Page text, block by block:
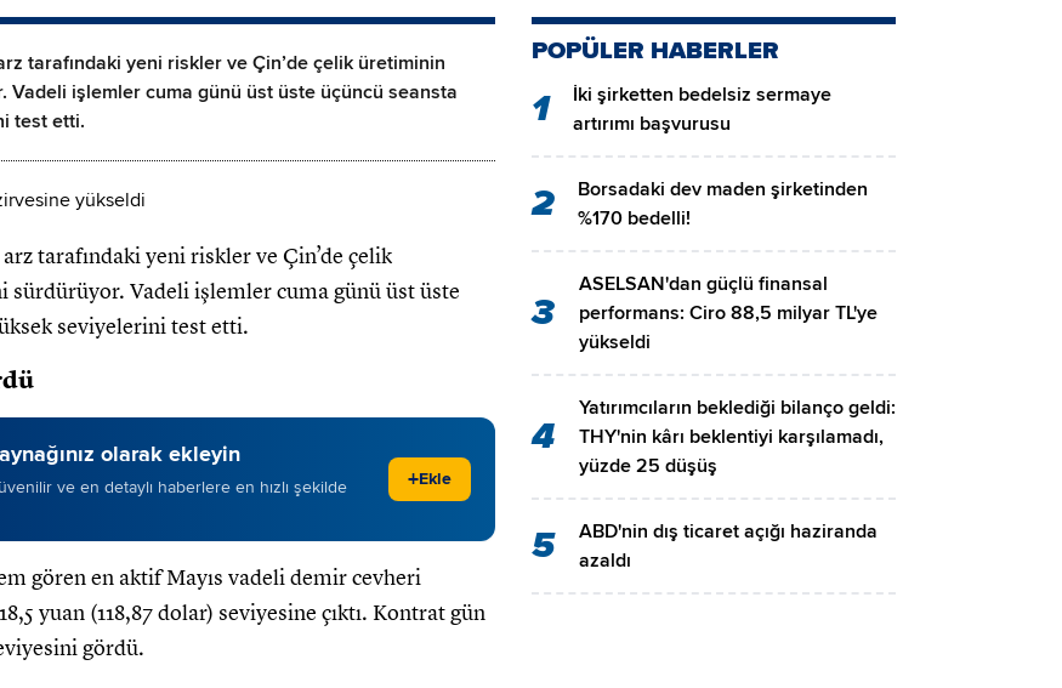
tarafındaki yeni riskler ve Çin’de çelik üretiminin
işlemler cuma günü üst üste üçüncü seansta
test etti.
tarafındaki yeni riskler ve Çin’de çelik
Vadeli işlemler cuma günü üst üste
seviyelerini test etti.
olarak ekleyin
ve en detaylı haberlere en hızlı şekilde
+Ekle
gören en aktif Mayıs vadeli demir cevheri
yuan (118,87 dolar) seviyesine çıktı. Kontrat gün
gördü.
POPÜLER HABERLER
1
İki şirketten bedelsiz sermaye
artırımı başvurusu
2
Borsadaki dev maden şirketinden
%170 bedelli!
3
ASELSAN'dan güçlü finansal
performans: Ciro 88,5 milyar TL'ye
yükseldi
4
Yatırımcıların beklediği bilanço geldi:
THY'nin kârı beklentiyi karşılamadı,
yüzde 25 düşüş
5
ABD'nin dış ticaret açığı haziranda
azaldı